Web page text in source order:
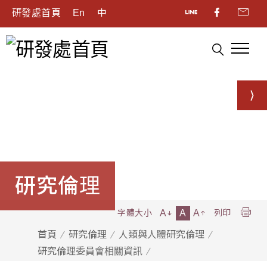
研發處首頁 En 中
研究倫理
首頁 研究倫理
人類與人體研究倫理
研究倫理委員會相關資訊
字體大小 A A A 列印